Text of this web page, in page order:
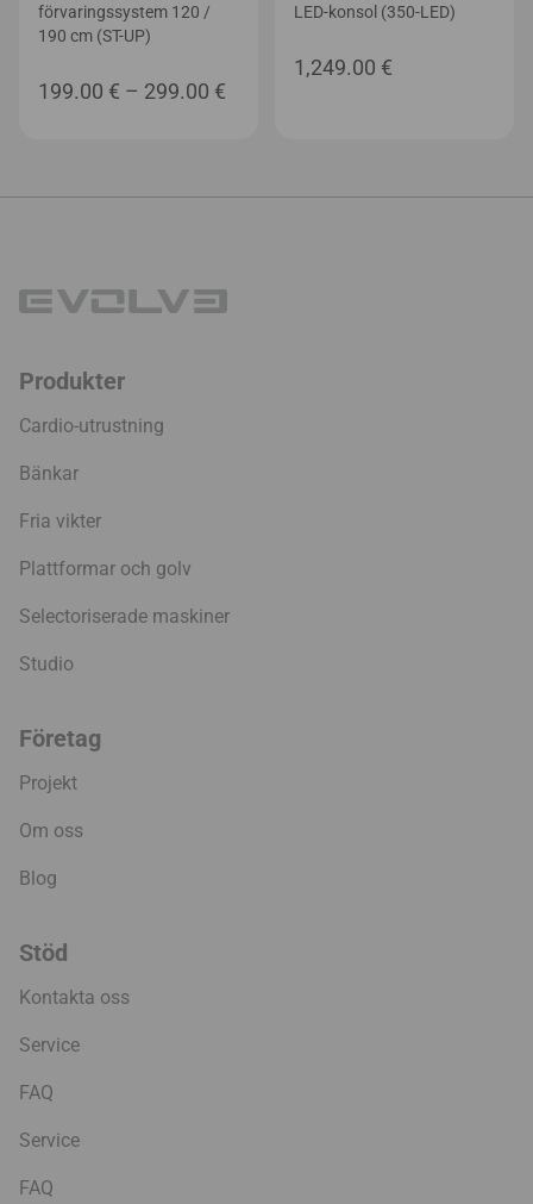
förvaringssystem 120 /
190 cm (ST-UP)
199.00 € – 299.00 €
LED-konsol (350-LED)
1,249.00 €
Produkter
Cardio-utrustning
Bänkar
Fria vikter
Plattformar och golv
Selectoriserade maskiner
Studio
Företag
Projekt
Om oss
Blog
Stöd
Kontakta oss
Service
FAQ
Service
FAQ